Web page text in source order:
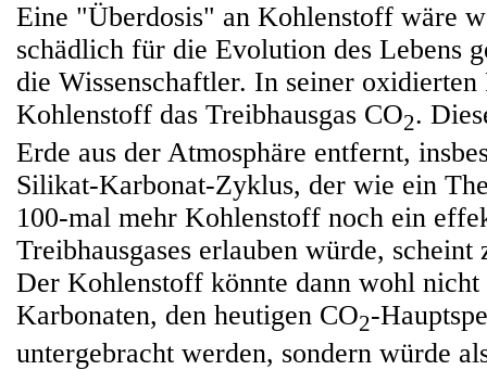
Eine "Überdosis" an Kohlenstoff wäre
schädlich für die Evolution des Lebens
die Wissenschaftler. In seiner
Kohlenstoff das Treibhausgas CO2.
Erde aus der Atmosphäre entfernt,
Silikat-Karbonat-Zyklus, der wie ein
100-mal mehr Kohlenstoff noch ein
Treibhausgases erlauben würde,
Der Kohlenstoff könnte dann wohl nicht
Karbonaten, den heutigen CO2-
untergebracht werden, sondern würde